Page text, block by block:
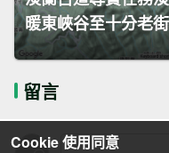
暖東峽谷至十分老
留言
Cookie 使用同意